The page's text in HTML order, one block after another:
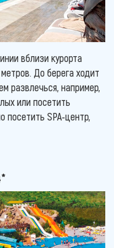
вблизи курорта
До берега ходит
развлечься, например,
или посетить
посетить SPA-центр,